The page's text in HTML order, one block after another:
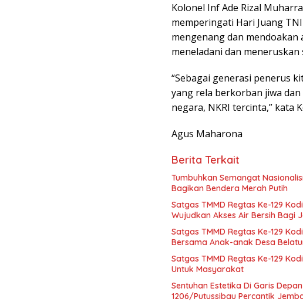
Kolonel Inf Ade Rizal
memperingati Hari Juang
mengenang dan mendoakan
meneladani dan
“Sebagai generasi penerus
yang rela berkorban jiwa
negara, NKRI tercinta,” kata
Agus Maharona
Berita Terkait
Tumbuhkan Semangat
Bagikan Bendera Merah Putih
Satgas TMMD Regtas Ke-129
Wujudkan Akses Air Bersih Bagi
Satgas TMMD Regtas Ke-129
Bersama Anak-anak Desa
Satgas TMMD Regtas Ke-129
Untuk Masyarakat
Sentuhan Estetika Di Garis
1206/Putussibau Percantik